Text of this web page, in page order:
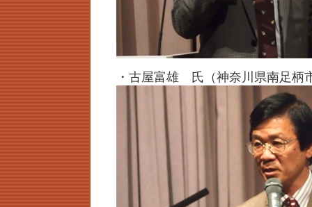
・古屋富雄 氏（神奈川県南足柄